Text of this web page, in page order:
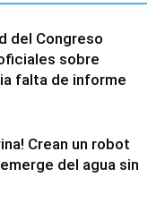
del Congreso
sobre
falta de informe
Crean un robot
del agua sin